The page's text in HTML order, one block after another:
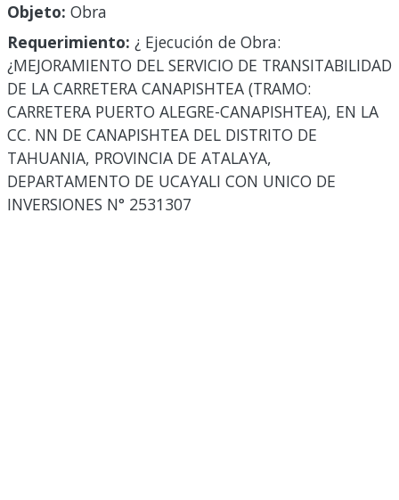
Objeto: Obra
Requerimiento: ¿ Ejecución de Obra:
¿MEJORAMIENTO DEL SERVICIO DE TRANSITABILIDAD
DE LA CARRETERA CANAPISHTEA (TRAMO:
CARRETERA PUERTO ALEGRE-CANAPISHTEA), EN LA
CC. NN DE CANAPISHTEA DEL DISTRITO DE
TAHUANIA, PROVINCIA DE ATALAYA,
DEPARTAMENTO DE UCAYALI CON UNICO DE
INVERSIONES N° 2531307